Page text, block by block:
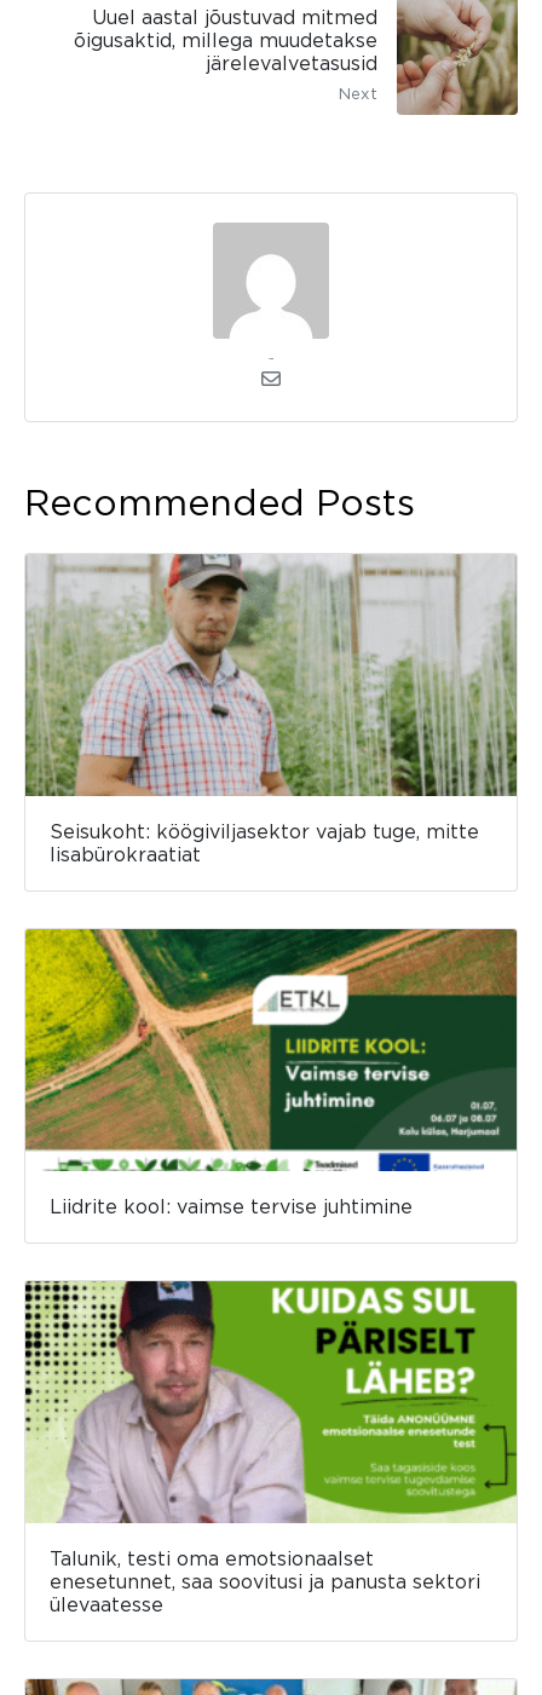
Uuel aastal jõustuvad mitmed
õigusaktid, millega muudetakse
järelevalvetasusid
Next
Recommended Posts
Seisukoht: köögiviljasektor vajab tuge, mitte
lisabürokraatiat
Liidrite kool: vaimse tervise juhtimine
Talunik, testi oma emotsionaalset
enesetunnet, saa soovitusi ja panusta sektori
ülevaatesse